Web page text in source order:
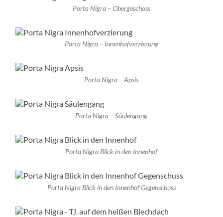
Porta Nigra – Obergeschoss
Porta Nigra – Innenhofverzierung
Porta Nigra – Apsis
Porta Nigra – Säulengang
Porta Nigra Blick in den Innenhof
Porta Nigra Blick in den Innenhof Gegenschuss